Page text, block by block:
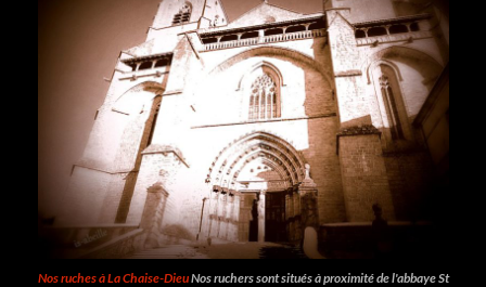
Nos ruches à La Chaise-DieuNos ruchers sont situés à proximité de l'abbaye St